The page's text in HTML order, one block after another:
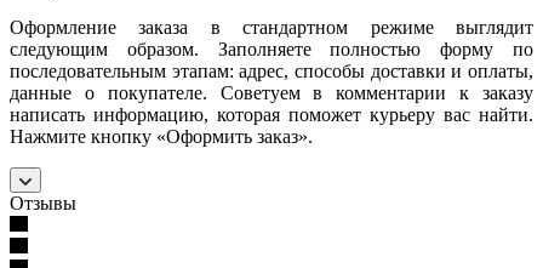
Оформление заказа в стандартном режиме выглядит
следующим образом. Заполняете полностью форму по
последовательным этапам: адрес, способы доставки и оплаты,
данные о покупателе. Советуем в комментарии к заказу
написать информацию, которая поможет курьеру вас найти.
Нажмите кнопку «Оформить заказ».
Отзывы